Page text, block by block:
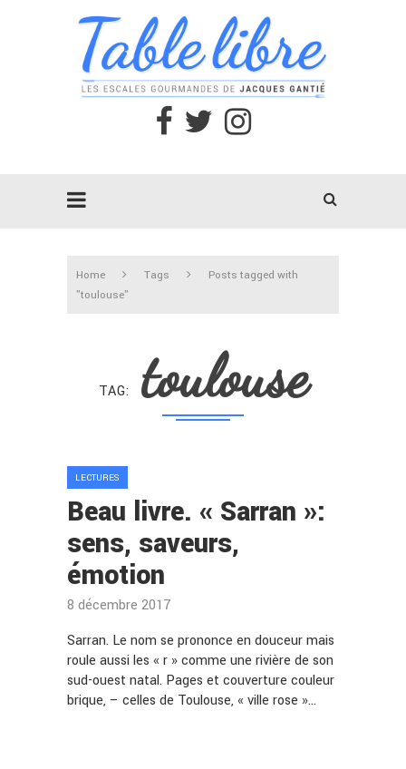
Home Tags
Posts tagged with
"toulouse"
TAG toulouse
LECTURES
Beau livre. « Sarran »:
sens, saveurs,
émotion
8 décembre 2017
Sarran. Le nom se prononce en douceur mais
roule aussi les « r » comme une rivière de son
sud-ouest natal. Pages et couverture couleur
brique, – celles de Toulouse, « ville rose »…